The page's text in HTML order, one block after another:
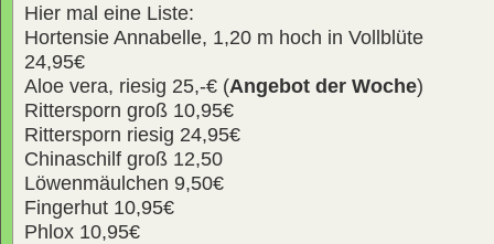
Hier mal eine Liste:
Hortensie Annabelle, 1,20 m hoch in Vollblüte
24,95€
Aloe vera, riesig 25,-€ (Angebot der Woche)
Rittersporn groß 10,95€
Rittersporn riesig 24,95€
Chinaschilf groß 12,50
Löwenmäulchen 9,50€
Fingerhut 10,95€
Phlox 10,95€